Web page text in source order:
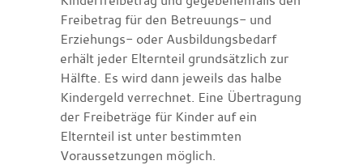
Freibetrag für den Betreuungs- und
Erziehungs- oder Ausbildungsbedarf
erhält jeder Elternteil grundsätzlich zur
Hälfte. Es wird dann jeweils das halbe
Kindergeld verrechnet. Eine Übertragung
der Freibeträge für Kinder auf ein
Elternteil ist unter bestimmten
Voraussetzungen möglich.